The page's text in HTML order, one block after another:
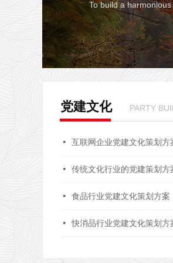
To build a
党建文化 PARTY
넷 互联网企业党建文化策划方
넷 传统文化行业的党建策划方
넷 食品行业党建文化策划方案
넷 快消品行业党建文化策划方